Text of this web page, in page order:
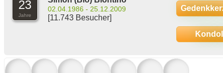
23
Jahre
02.04.1986 - 25.12.2009
[11.743 Besucher]